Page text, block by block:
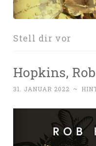
Stell dir vor
Hopkins,
31. JANUAR 2022 ~